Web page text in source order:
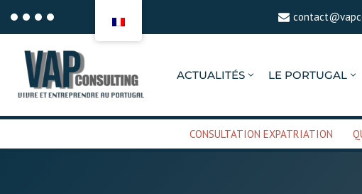
contenu
ACTUALITÉS LE PORTUGAL
CONSULTATION EXPATRIATION